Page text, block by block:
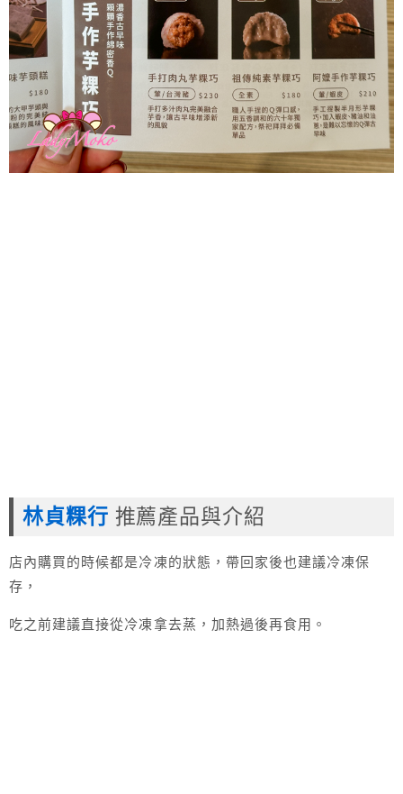
林貞粿行 推薦產品與介紹
店內購買的時候都是冷凍的狀態，帶回家後也建議冷凍保
存，
吃之前建議直接從冷凍拿去蒸，加熱過後再食用。